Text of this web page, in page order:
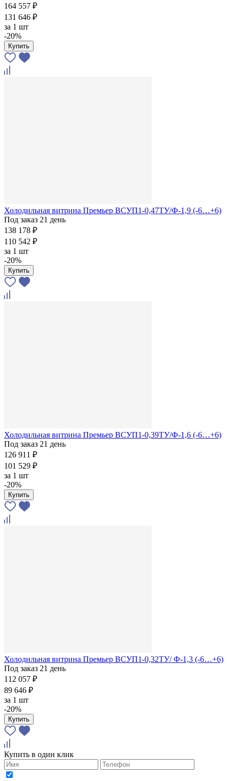
164 557 ₽
131 646 ₽
за 1 шт
-20%
Купить
Холодильная витрина Премьер ВСУП1-0,47ТУ/Ф-1,9 (-6…+6)
Под заказ 21 день
138 178 ₽
110 542 ₽
за 1 шт
-20%
Купить
Холодильная витрина Премьер ВСУП1-0,39ТУ/Ф-1,6 (-6…+6)
Под заказ 21 день
126 911 ₽
101 529 ₽
за 1 шт
-20%
Купить
Холодильная витрина Премьер ВСУП1-0,32ТУ/ Ф-1,3 (-6…+6)
Под заказ 21 день
112 057 ₽
89 646 ₽
за 1 шт
-20%
Купить
Купить в один клик